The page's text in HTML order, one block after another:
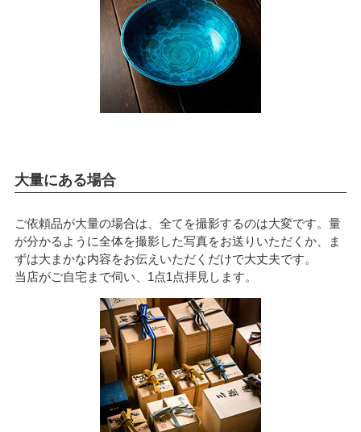
大量にある場合
ご依頼品が大量の場合は、全てを撮影するのは大変です。量
が分かるように全体を撮影した写真をお送りいただくか、ま
ずは大まかな内容をお伝えいただくだけで大丈夫です。
当店がご自宅まで伺い、1点1点拝見します。